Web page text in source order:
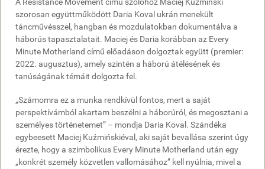
A Resistance Movement című szólóhoz Maciej Kuźmiński
szorosan együttműködött Daria Koval ukrán menekült
táncművésszel, hangban és mozdulatokban dokumentálva a
háborús tapasztalatait. Maciej és Daria korábban az Every
Minute Motherland című előadáson dolgoztak együtt (premier:
2022. augusztus), amely szintén a háború átélésének és
tanúságának témáit dolgozta fel.
„Számomra ez a munka rendkívül fontos, mert a saját
perspektívámból akartam beszélni a háborúról, és megosztani a
személyes történetemet” – mondja Daria Koval. Szándéka
egybeesett Maciej Kuźmińskiéval, aki saját bevallása szerint úgy
érezte, hogy a szimbolikus Every Minute Motherland után egy
„konkrét személy közvetlen vallomásához” kell nyúlnia, mivel a